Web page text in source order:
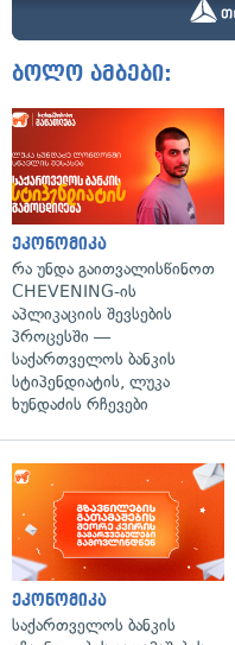
ბოლო ამბები:
ეკონომიკა
რა უნდა გაითვალისწინოთ
CHEVENING-ის
აპლიკაციის შევსების
პროცესში —
საქართველოს ბანკის
სტიპენდიატის, ლუკა
ხუნდაძის რჩევები
ეკონომიკა
საქართველოს ბანკის